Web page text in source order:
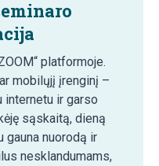
platformoje.
mobilųjį įrenginį –
internetu ir garso
sąskaitą, dieną
gauna nuorodą ir
nesklandumams,